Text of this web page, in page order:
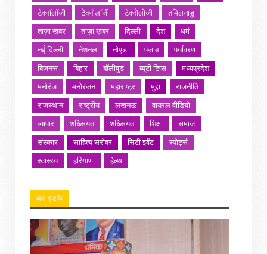
टेक्नॉलॉजी
टेक्नोलॉजी टेक्नोलोजी
तमिलनाडु
ताज़ा खबर
ताज़ा ख़बर दिल्ली देश
धर्म
नई दिल्ली
नेशनल नोएडा पंजाब
पर्यावरण
बिजनस
बिहार बॉलीवुड ब्यूटी टिप्स
मध्यप्रदेश
मनोरंज
मनोरंजन महाराष्ट्र मुद्दा
राजनीति
राजस्थान
राष्ट्रीय लखनऊ
वायरल वीडियो
व्यापार
शख्सियत शख़्सियत शिक्षा
समाज
संस्कार
साहित्य सरोवर सिटी इवेंट
स्पोर्ट्स
स्वास्थ्य
हरियाणा हेल्थ
जरा हटके